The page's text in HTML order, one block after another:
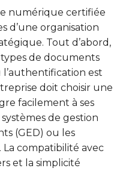
numérique certifiée
d’une organisation
Tout d’abord,
de documents
est
doit choisir une
facilement à ses
de gestion
(GED) ou les
compatibilité avec
et la simplicité